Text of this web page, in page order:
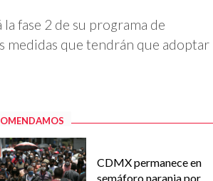
fase 2 de su programa de
medidas que tendrán que adoptar
CDMX permanece en
semáforo naranja por